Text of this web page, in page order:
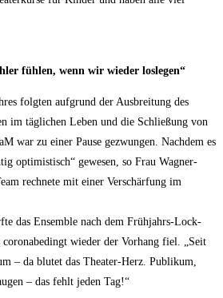
füh­len, wenn wir wie­der loslegen“
folg­ten auf­grund der Aus­brei­tung des
im täg­li­chen Leben und die Schlie­ßung von
war zu einer Pau­se gezwun­gen. Nach­dem es
opti­mis­tisch“ gewe­sen, so Frau Wag­ner-
rech­ne­te mit einer Ver­schär­fung im
das Ensem­ble nach dem Früh­jahrs-Lock­
wie­der der Vor­hang fiel. „Seit
– da blu­tet das Thea­ter-Herz. Publi­kum,
– das fehlt jeden Tag!“